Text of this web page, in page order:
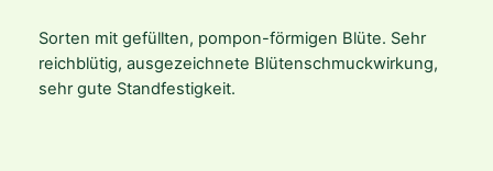
t
h
e
Sorten mit gefüllten, pompon-förmigen Blüte. Sehr
reichblütig, ausgezeichnete Blütenschmuckwirkung,
sehr gute Standfestigkeit.